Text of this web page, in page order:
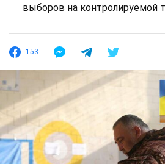
выборов на контролируемой
153